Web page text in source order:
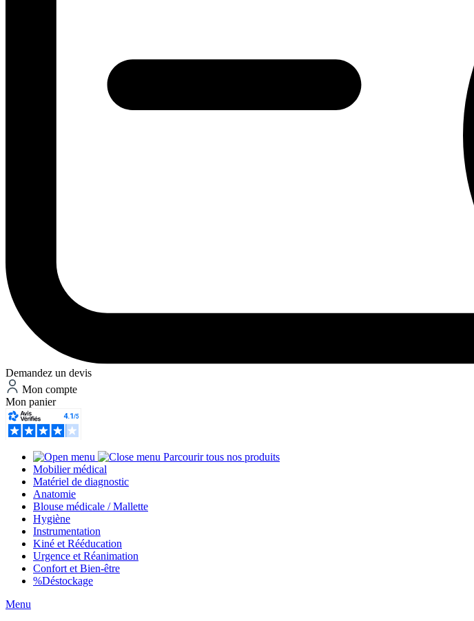
Demandez un devis
Mon compte
Mon panier
Parcourir tous nos produits
Mobilier médical
Matériel de diagnostic
Anatomie
Blouse médicale / Mallette
Hygiène
Instrumentation
Kiné et Rééducation
Urgence et Réanimation
Confort et Bien-être
%Déstockage
Menu